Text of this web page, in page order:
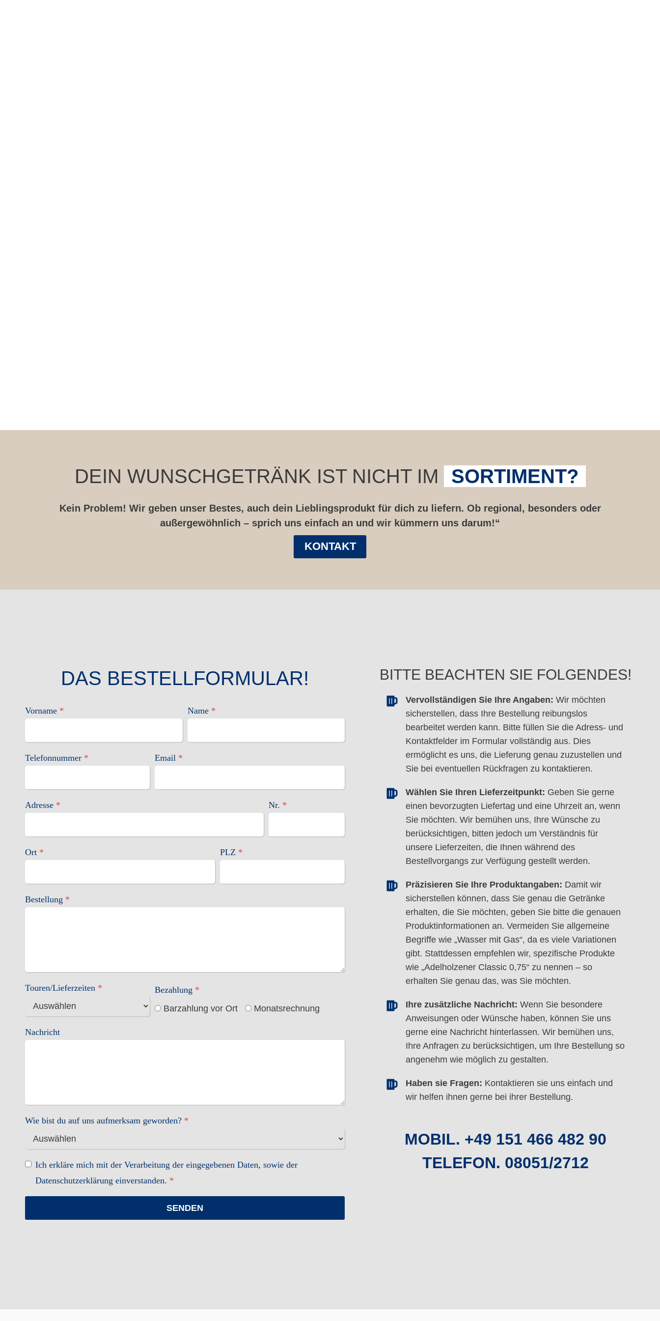
DEIN WUNSCHGETRÄNK IST NICHT IM SORTIMENT?
Kein Problem! Wir geben unser Bestes, auch dein Lieblingsprodukt für dich zu liefern. Ob regional, besonders oder
außergewöhnlich – sprich uns einfach an und wir kümmern uns darum!“
KONTAKT
DAS BESTELLFORMULAR!
Vorname * Name *
Telefonnummer * Email *
Adresse * Nr. *
Ort * PLZ *
Bestellung *
Touren/Lieferzeiten * Bezahlung *
Barzahlung vor Ort
Monatsrechnung
Nachricht
Wie bist du auf uns aufmerksam geworden? *
Ich erkläre mich mit der Verarbeitung der eingegebenen Daten, sowie der
Datenschutzerklärung einverstanden. *
SENDEN
BITTE BEACHTEN SIE FOLGENDES!
Vervollständigen Sie Ihre Angaben: Wir möchten
sicherstellen, dass Ihre Bestellung reibungslos
bearbeitet werden kann. Bitte füllen Sie die Adress- und
Kontaktfelder im Formular vollständig aus. Dies
ermöglicht es uns, die Lieferung genau zuzustellen und
Sie bei eventuellen Rückfragen zu kontaktieren.
Wählen Sie Ihren Lieferzeitpunkt: Geben Sie gerne
einen bevorzugten Liefertag und eine Uhrzeit an, wenn
Sie möchten. Wir bemühen uns, Ihre Wünsche zu
berücksichtigen, bitten jedoch um Verständnis für
unsere Lieferzeiten, die Ihnen während des
Bestellvorgangs zur Verfügung gestellt werden.
Präzisieren Sie Ihre Produktangaben: Damit wir
sicherstellen können, dass Sie genau die Getränke
erhalten, die Sie möchten, geben Sie bitte die genauen
Produktinformationen an. Vermeiden Sie allgemeine
Begriffe wie „Wasser mit Gas“, da es viele Variationen
gibt. Stattdessen empfehlen wir, spezifische Produkte
wie „Adelholzener Classic 0,75“ zu nennen – so
erhalten Sie genau das, was Sie möchten.
Ihre zusätzliche Nachricht: Wenn Sie besondere
Anweisungen oder Wünsche haben, können Sie uns
gerne eine Nachricht hinterlassen. Wir bemühen uns,
Ihre Anfragen zu berücksichtigen, um Ihre Bestellung so
angenehm wie möglich zu gestalten.
Haben sie Fragen: Kontaktieren sie uns einfach und
wir helfen ihnen gerne bei ihrer Bestellung.
MOBIL. +49 151 466 482 90
TELEFON. 08051/2712